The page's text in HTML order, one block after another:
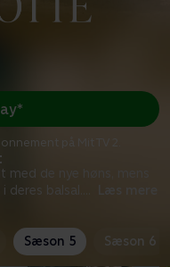
med de nye høns, mens
deres balsal.
på Mit TV 2.
Sæson 5 Sæson 6